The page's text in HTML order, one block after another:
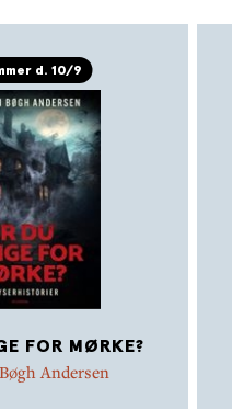
d. 10/9
FOR MØRKE?
Andersen